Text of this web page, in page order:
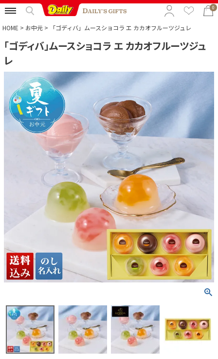
0
特集から選ぶ
予算から選ぶ
カテゴリから選ぶ
贈る相手から選ぶ
HOME お中元 「ゴディバ」ムースショコラ エ カカオフルーツジュレ
「ゴディバ」ムースショコラ エ カカオフルーツジュ
レ